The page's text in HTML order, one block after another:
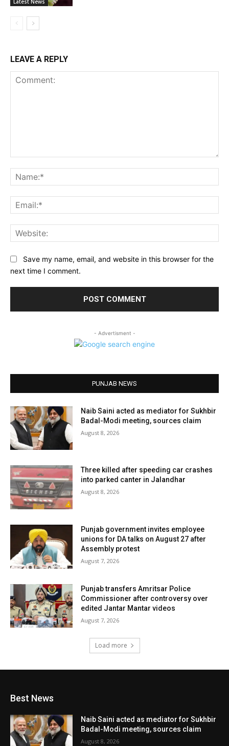
Latest News
LEAVE A REPLY
Save my name, email, and website in this browser for the
next time I comment.
- Advertisment -
PUNJAB NEWS
Naib Saini acted as mediator for Sukhbir
Badal-Modi meeting, sources claim
August 8, 2026
Three killed after speeding car crashes
into parked canter in Jalandhar
August 8, 2026
Punjab government invites employee
unions for DA talks on August 27 after
Assembly protest
August 7, 2026
Punjab transfers Amritsar Police
Commissioner after controversy over
edited Jantar Mantar videos
August 7, 2026
Load more
Best News
Naib Saini acted as mediator for Sukhbir
Badal-Modi meeting, sources claim
August 8, 2026